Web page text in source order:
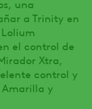
una
a Trinity en
el control de
Xtra,
control y
y